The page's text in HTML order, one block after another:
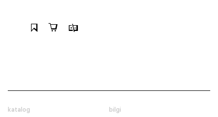
katalog
bilgi